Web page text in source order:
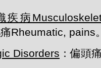
病
痛Rheumatic, pains
Disorders ：偏頭